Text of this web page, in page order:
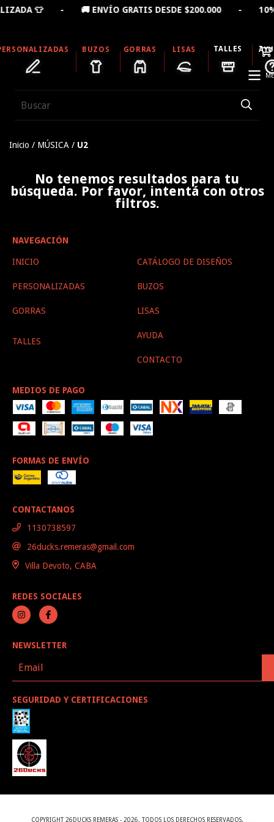
👕 - 🚚 ENVÍO GRATIS DESDE $200.000 - 10%
BUZOS GORRAS LISAS TALLES
Inicio / MÚSICA / U2
No tenemos resultados para tu
búsqueda. Por favor, intentá con otros
filtros.
NAVEGACIÓN
INICIO CATÁLOGO DE DISEÑOS
PERSONALIZADAS BUZOS
GORRAS LISAS
TALLES
AYUDA
CONTACTO
MEDIOS DE PAGO
FORMAS DE ENVÍO
CONTACTANOS
1130738597
26ducks.remeras@gmail.com
Villa Devoto, CABA
REDES SOCIALES
NEWSLETTER
SEGURIDAD Y CERTIFICACIONES
COPYRIGHT 26DUCKS REMERAS - 2026. TODOS LOS DERECHOS RESERVADOS.